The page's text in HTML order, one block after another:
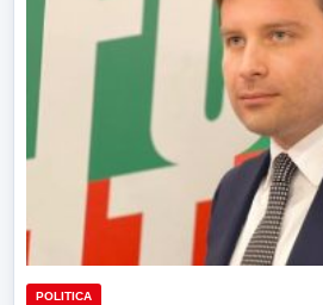
POLITICA